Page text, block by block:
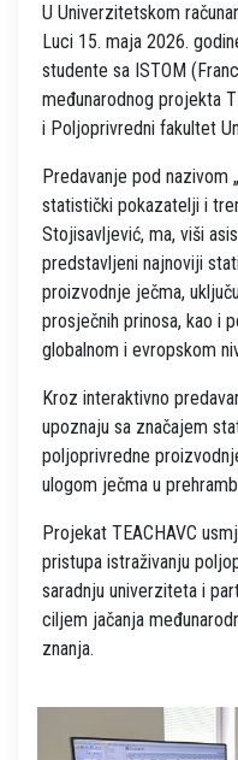
U Univerzitetskom
Luci 15. maja 2026.
studente sa ISTOM
međunarodnog projekta
i Poljoprivredni fakultet
Predavanje pod nazivom
statistički pokazatelji i
Stojisavljević, ma, viši
predstavljeni najnoviji
proizvodnje ječma,
prosječnih prinosa, kao i
globalnom i evropskom
Kroz interaktivno
upoznaju sa značajem
poljoprivredne
ulogom ječma u
Projekat TEACHAVC
pristupa istraživanju
saradnju univerziteta i
ciljem jačanja
znanja.